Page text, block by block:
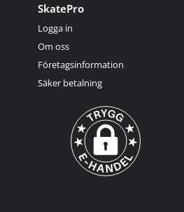
SkatePro
Logga in
Om oss
Företagsinformation
Säker betalning